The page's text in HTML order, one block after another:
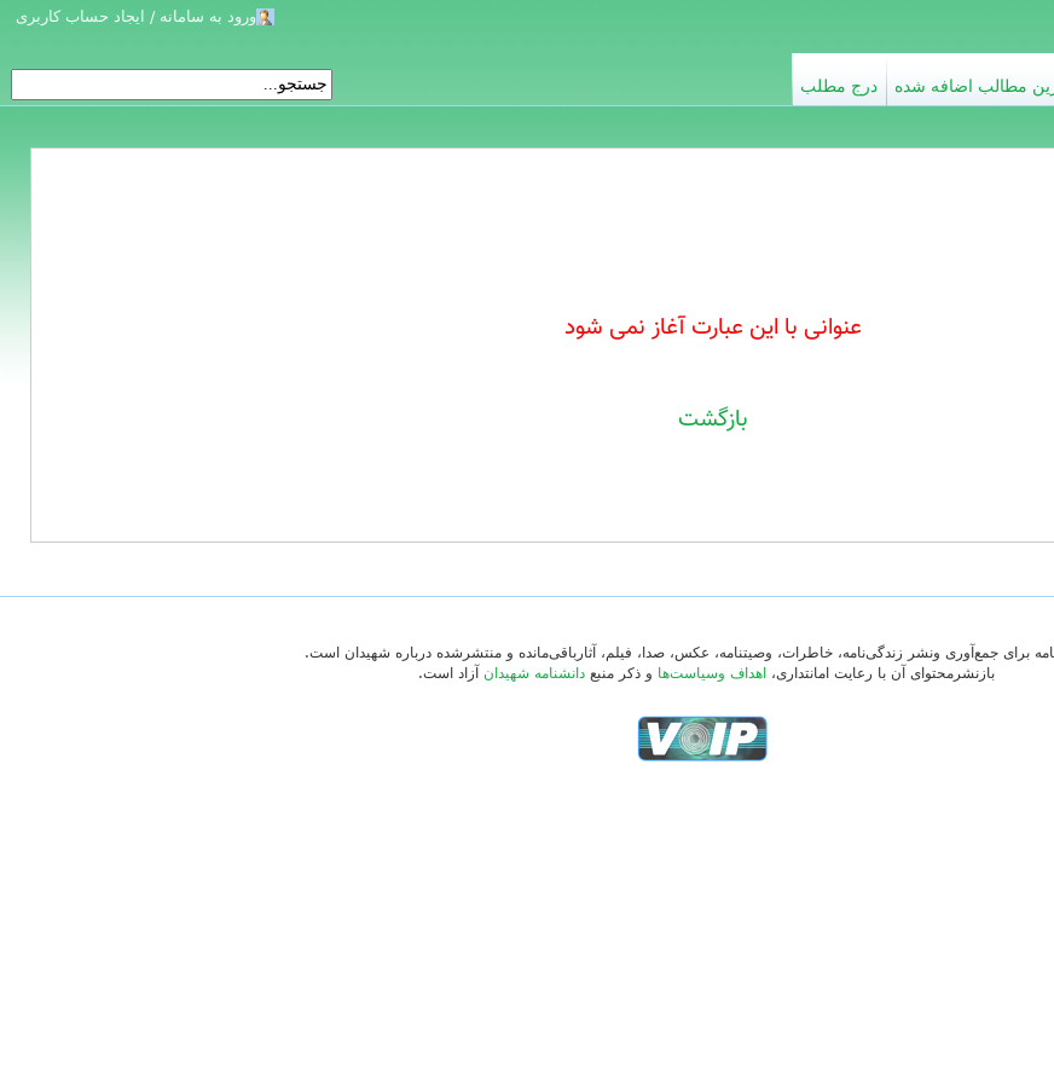
عنوانی با این عبارت آغاز نمی شود
بازگشت
ورود به سامانه / ایجاد حساب کاربری
درج مطلب مطالب اضافه شده
برای جمع‌آوری ونشر زندگی‌نامه، خاطرات، وصیتنامه، عکس، صدا، فیلم، آثارباقی‌مانده و منتشرشده درباره شهیدان است.
بازنشرمحتوای آن با رعایت امانتداری، اهداف وسیاست‌ها و ذکر منبعدانشنامه شهیدان آزاد است.